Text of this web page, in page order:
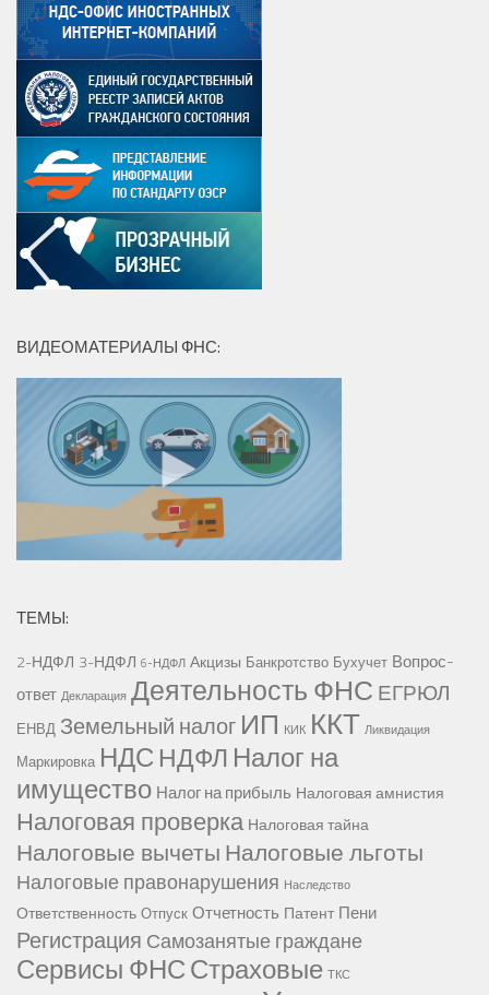
ВИДЕОМАТЕРИАЛЫ ФНС:
ТЕМЫ:
2-НДФЛ 3-НДФЛ 6-НДФЛ Акцизы Банкротство Бухучет Вопрос-
ответ Декларация Деятельность ФНС ЕГРЮЛ
ЕНВД Земельный налог ИП КИК ККТ Ликвидация
Маркировка НДС НДФЛ Налог на
имущество Налог на прибыль Налоговая амнистия
Налоговая проверка Налоговая тайна
Налоговые вычетыНалоговые льготы
Налоговые правонарушения Наследство
Ответственность Отпуск Отчетность Патент Пени
Регистрация Самозанятые граждане
Сервисы ФНССтраховые ТКС